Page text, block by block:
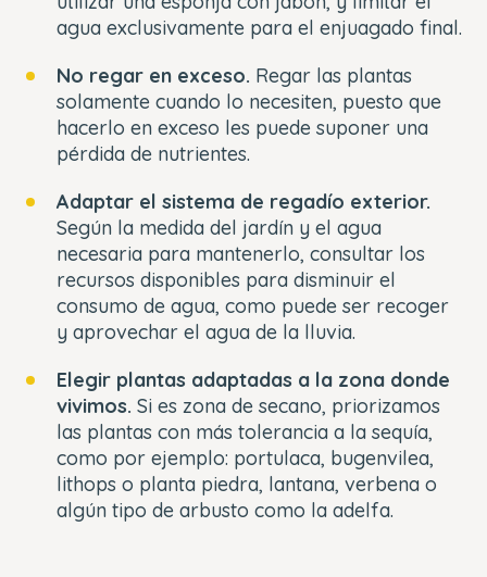
agua exclusivamente para el enjuagado final.
No regar en exceso. Regar las plantas
solamente cuando lo necesiten, puesto que
hacerlo en exceso les puede suponer una
pérdida de nutrientes.
Adaptar el sistema de regadío exterior.
Según la medida del jardín y el agua
necesaria para mantenerlo, consultar los
recursos disponibles para disminuir el
consumo de agua, como puede ser recoger
y aprovechar el agua de la lluvia.
Elegir plantas adaptadas a la zona donde
vivimos. Si es zona de secano, priorizamos
las plantas con más tolerancia a la sequía,
como por ejemplo: portulaca, bugenvilea,
lithops o planta piedra, lantana, verbena o
algún tipo de arbusto como la adelfa.